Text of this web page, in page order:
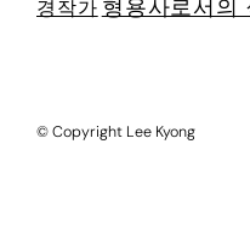
경작가 형용사로서의
© Copyright Lee Kyong